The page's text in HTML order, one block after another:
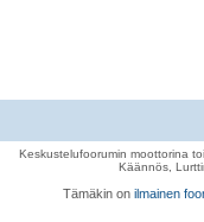
Keskustelufoorumin moottorina
Käännös,
Tämäkin on ilmainen